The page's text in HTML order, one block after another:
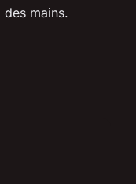
mains.